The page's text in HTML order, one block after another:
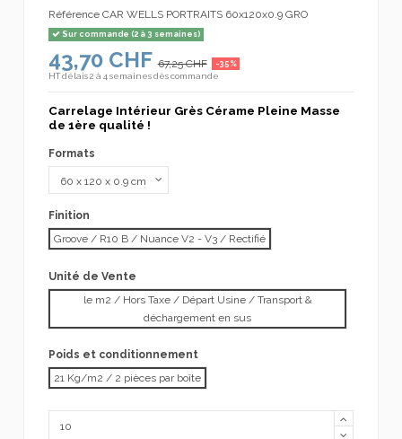
Référence CAR WELLS PORTRAITS 60x120x0.9 GRO
Sur commande (2 à 3 semaines)
43,70 CHF 67,25 CHF -35%
HTdélais 2 à 4 semaines dès commande
Carrelage Intérieur Grès Cérame Pleine Masse
de 1ère qualité !
Formats
Finition
Groove / R10 B / Nuance V2 - V3 / Rectifié
Unité de Vente
le m2 / Hors Taxe / Départ Usine / Transport &
déchargement en sus
Poids et conditionnement
21 Kg/m2 / 2 pièces par boîte